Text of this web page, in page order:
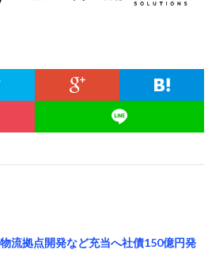
流拠点開発など充当へ社債150億円発